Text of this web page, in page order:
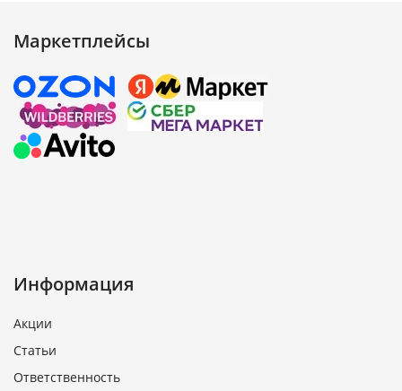
Маркетплейсы
Информация
Акции
Статьи
Ответственность